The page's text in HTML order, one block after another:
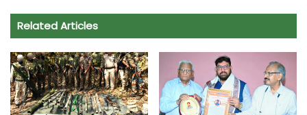
e
b
o
k
t
s
p
p
t
t
r
e
a
m
i
y
n
k
r
Related Articles